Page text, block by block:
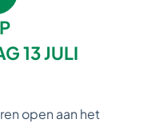
13 JULI
open aan het